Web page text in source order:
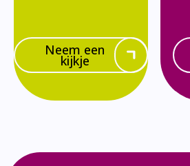
Neem een
kijkje